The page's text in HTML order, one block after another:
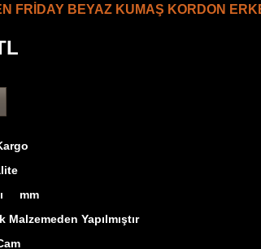
FRİDAY BEYAZ KUMAŞ KORDON
mm
Yapılmıştır